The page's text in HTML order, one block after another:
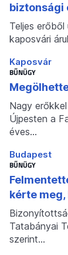
biztonsági
Teljes
kaposvári
Kaposvár
BŰNÜGY
Nagy
Újpesten a
éves…
Budapest
BŰNÜGY
kérte
Tatabányai
szerint…